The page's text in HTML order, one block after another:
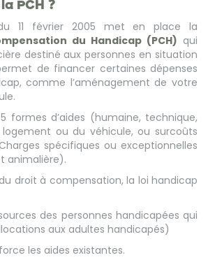
PCH ?
11 février 2005 met en place la
du Handicap (PCH) qui
destiné aux personnes en situation
de financer certaines dépenses
comme l’aménagement de votre
formes d’aides (humaine, technique,
ou du véhicule, ou surcoûts
spécifiques ou exceptionnelles
animalière).
droit à compensation, la loi handicap
des personnes handicapées qui
aux adultes handicapés)
les aides existantes.